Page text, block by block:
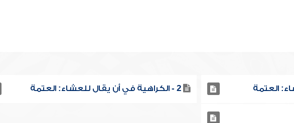
2 - الكراهية في أن يقال للعشاء: العتمة